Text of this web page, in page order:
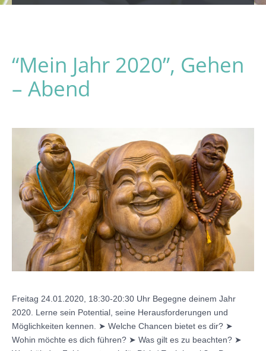
“Mein Jahr 2020”, Gehen
– Abend
Freitag 24.01.2020, 18:30-20:30 Uhr Begegne deinem Jahr
2020. Lerne sein Potential, seine Herausforderungen und
Möglichkeiten kennen. ➤ Welche Chancen bietet es dir? ➤
Wohin möchte es dich führen? ➤ Was gilt es zu beachten? ➤